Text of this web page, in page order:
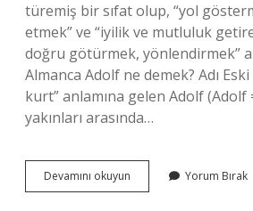
türemiş bir sıfat olup, “yol
etmek” ve “iyilik ve mutluluk
doğru götürmek, yönlendirmek”
Almanca Adolf ne demek? Adı Eski
kurt” anlamına gelen Adolf
yakınları arasında…
Devamını okuyun Almanca
Hadi
Yorum Bırak